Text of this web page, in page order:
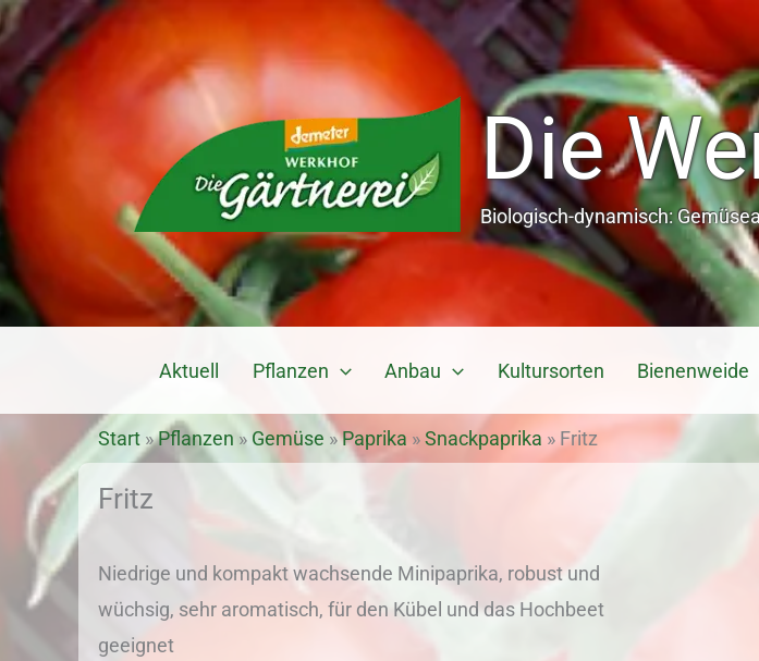
Zum
Inhalt
springen
Die
Biologisch-dynamisch:
Aktuell Pflanzen Anbau Kultursorten Bienenweide
Start »Pflanzen » Gemüse »Paprika »Snackpaprika » Fritz
Fritz
Niedrige und kompakt wachsende Minipaprika, robust und
wüchsig, sehr aromatisch, für den Kübel und das Hochbeet
geeignet